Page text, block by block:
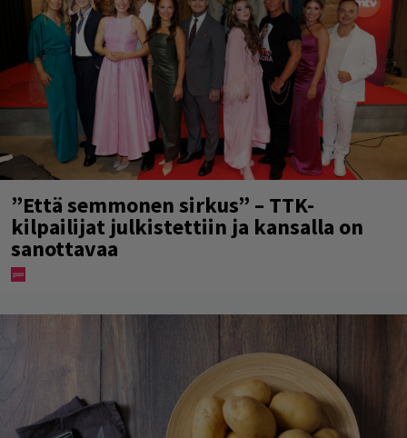
”Että semmonen sirkus” – TTK-
kilpailijat julkistettiin ja kansalla on
sanottavaa